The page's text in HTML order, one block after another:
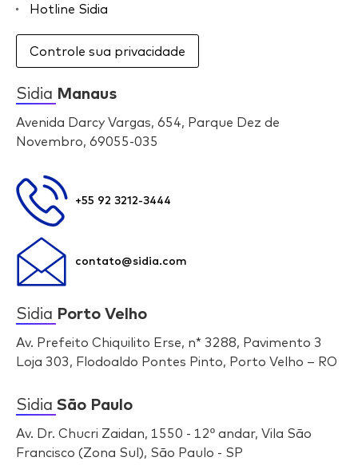
Hotline Sidia
Controle sua privacidade
Sidia Manaus
Avenida Darcy Vargas, 654, Parque Dez de
Novembro, 69055-035
+55 92 3212-3444
contato@sidia.com
Sidia Porto Velho
Av. Prefeito Chiquilito Erse, n* 3288, Pavimento 3
Loja 303, Flodoaldo Pontes Pinto, Porto Velho – RO
Sidia São Paulo
Av. Dr. Chucri Zaidan, 1550 - 12º andar, Vila São
Francisco (Zona Sul), São Paulo - SP